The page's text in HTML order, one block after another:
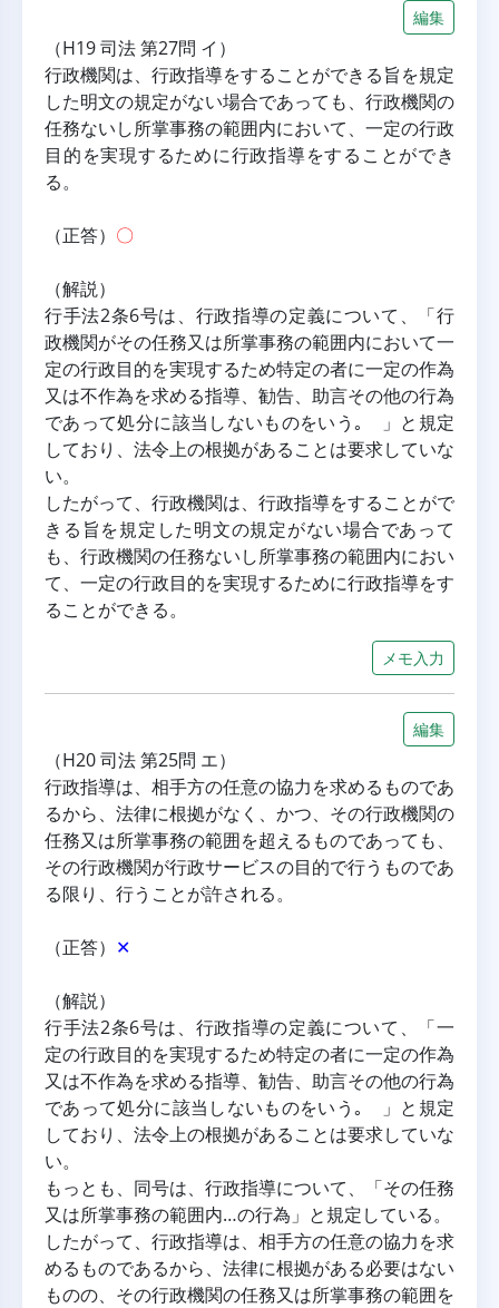
編集
（H19 司法 第27問 イ）
行政機関は、行政指導をすることができる旨を規定
した明文の規定がない場合であっても、行政機関の
任務ないし所掌事務の範囲内において、一定の行政
目的を実現するために行政指導をすることができ
る。
（正答） 〇
（解説）
行手法2条6号は、行政指導の定義について、「行
政機関がその任務又は所掌事務の範囲内において一
定の行政目的を実現するため特定の者に一定の作為
又は不作為を求める指導、勧告、助言その他の行為
であって処分に該当しないものをいう｡ 」と規定
しており、法令上の根拠があることは要求していな
い。
したがって、行政機関は、行政指導をすることがで
きる旨を規定した明文の規定がない場合であって
も、行政機関の任務ないし所掌事務の範囲内におい
て、一定の行政目的を実現するために行政指導をす
ることができる。
メモ入力
編集
（H20 司法 第25問 エ）
行政指導は、相手方の任意の協力を求めるものであ
るから、法律に根拠がなく、かつ、その行政機関の
任務又は所掌事務の範囲を超えるものであっても、
その行政機関が行政サービスの目的で行うものであ
る限り、行うことが許される。
（正答） ✕
（解説）
行手法2条6号は、行政指導の定義について、「一
定の行政目的を実現するため特定の者に一定の作為
又は不作為を求める指導、勧告、助言その他の行為
であって処分に該当しないものをいう｡ 」と規定
しており、法令上の根拠があることは要求していな
い。
もっとも、同号は、行政指導について、「その任務
又は所掌事務の範囲内…の行為」と規定している。
したがって、行政指導は、相手方の任意の協力を求
めるものであるから、法律に根拠がある必要はない
ものの、その行政機関の任務又は所掌事務の範囲を